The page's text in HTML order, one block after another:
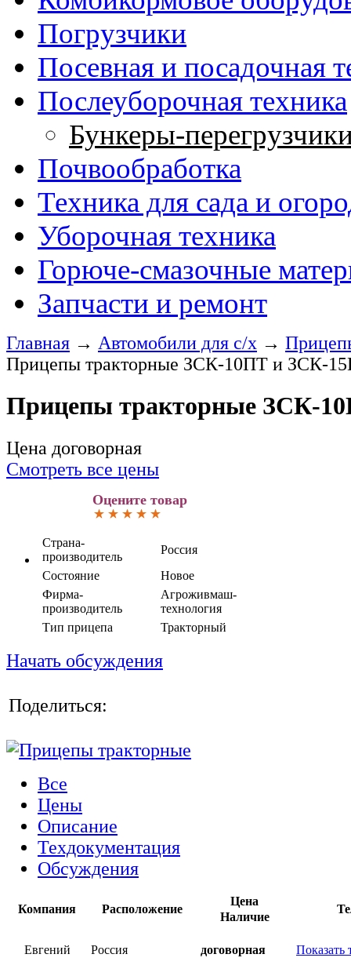
Погрузчики
Посевная и посадочная
Послеуборочная техника
Бункеры-
Почвообработка
Техника для сада и
Уборочная техника
Горюче-смазочные
Запчасти и ремонт
Главная → Автомобили для с/х →
Прицепы тракторные ЗСК-10ПТ и ЗСК-
Прицепы тракторные ЗСК-
Цена договорная
Смотреть все цены
Оцените товар
Страна-
производитель
Россия
Состояние
Новое
Фирма-
производитель
Агроживмаш-
технология
Тип прицепа
Тракторный
Начать обсуждения
Поделиться:
Все
Цены
Описание
Техдокументация
Обсуждения
Компания Расположение
Цена
Наличие
Евгений Россия договорная Показать